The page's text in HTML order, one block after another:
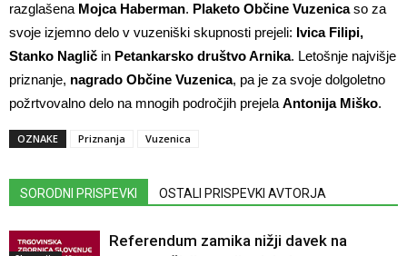
razglašena Mojca Haberman. Plaketo Občine Vuzenicaso za
svoje izjemno delo v vuzeniški skupnosti prejeli: Ivica Filipi,
Stanko Naglič in Petankarsko društvo Arnika. Letošnje najvišje
priznanje, nagrado Občine Vuzenica, pa je za svoje dolgoletno
požrtvovalno delo na mnogih področjih prejela Antonija Miško.
OZNAKE Priznanja Vuzenica
SORODNI PRISPEVKI OSTALI PRISPEVKI AVTORJA
Referendum zamika nižji davek na